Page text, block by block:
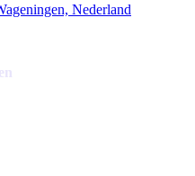
Nederland